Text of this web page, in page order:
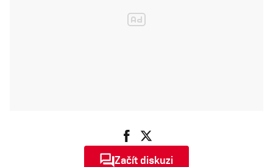
Začít diskuzi